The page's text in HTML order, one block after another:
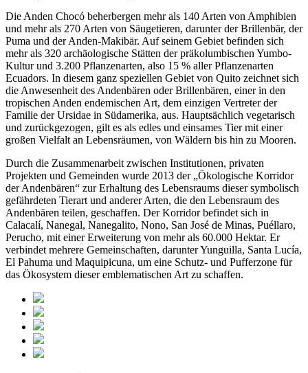
Die Anden Chocó beherbergen mehr als 140 Arten von Amphibien
und mehr als 270 Arten von Säugetieren, darunter der Brillenbär, der
Puma und der Anden-Makibär. Auf seinem Gebiet befinden sich
mehr als 320 archäologische Stätten der präkolumbischen Yumbo-
Kultur und 3.200 Pflanzenarten, also 15 % aller Pflanzenarten
Ecuadors. In diesem ganz speziellen Gebiet von Quito zeichnet sich
die Anwesenheit des Andenbären oder Brillenbären, einer in den
tropischen Anden endemischen Art, dem einzigen Vertreter der
Familie der Ursidae in Südamerika, aus. Hauptsächlich vegetarisch
und zurückgezogen, gilt es als edles und einsames Tier mit einer
großen Vielfalt an Lebensräumen, von Wäldern bis hin zu Mooren.
Durch die Zusammenarbeit zwischen Institutionen, privaten
Projekten und Gemeinden wurde 2013 der „Ökologische Korridor
der Andenbären“ zur Erhaltung des Lebensraums dieser symbolisch
gefährdeten Tierart und anderer Arten, die den Lebensraum des
Andenbären teilen, geschaffen. Der Korridor befindet sich in
Calacalí, Nanegal, Nanegalito, Nono, San José de Minas, Puéllaro,
Perucho, mit einer Erweiterung von mehr als 60.000 Hektar. Er
verbindet mehrere Gemeinschaften, darunter Yunguilla, Santa Lucía,
El Pahuma und Maquipicuna, um eine Schutz- und Pufferzone für
das Ökosystem dieser emblematischen Art zu schaffen.